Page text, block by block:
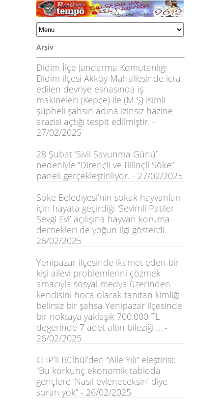
Arşiv
Didim İlçe Jandarma Komutanlığı
Didim ilçesi Akköy Mahallesinde icra
edilen devriye esnasında iş
makineleri (Kepçe) ile (M.Ş) isimli
şüpheli şahsın adına izinsiz hazine
arazisi açtığı tespit edilmiştir. -
27/02/2025
28 Şubat ‘Sivil Savunma Günü’
nedeniyle “Dirençli ve Bilinçli Söke”
paneli gerçekleştiriliyor. - 27/02/2025
Söke Belediyesi’nin sokak hayvanları
için hayata geçirdiği ‘Sevimli Patiler
Sevgi Evi’ açılışına hayvan koruma
dernekleri de yoğun ilgi gösterdi. -
26/02/2025
Yenipazar ilçesinde ikamet eden bir
kişi ailevi problemlerini çözmek
amacıyla sosyal medya üzerinden
kendisini hoca olarak tanıtan kimliği
belirsiz bir şahsa Yenipazar ilçesinde
bir noktaya yaklaşık 700.000 TL
değerinde 7 adet altın bileziği ... -
26/02/2025
CHP’li Bülbül’den “Aile Yılı” eleştirisi:
“Bu korkunç ekonomik tabloda
gençlere ‘Nasıl evleneceksin’ diye
soran yok” - 26/02/2025